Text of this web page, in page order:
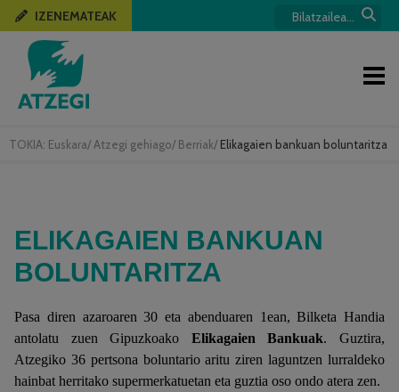
TOKIA: Euskara/ Atzegi gehiago/ Berriak/ Elikagaien bankuan boluntaritza
IZENEMATEAK
ELIKAGAIEN BANKUAN
BOLUNTARITZA
Pasa diren azaroaren 30 eta abenduaren 1ean, Bilketa Handia
antolatu zuen Gipuzkoako Elikagaien Bankuak. Guztira,
Atzegiko 36 pertsona boluntario aritu ziren laguntzen lurraldeko
hainbat herritako supermerkatuetan eta guztia oso ondo atera zen.